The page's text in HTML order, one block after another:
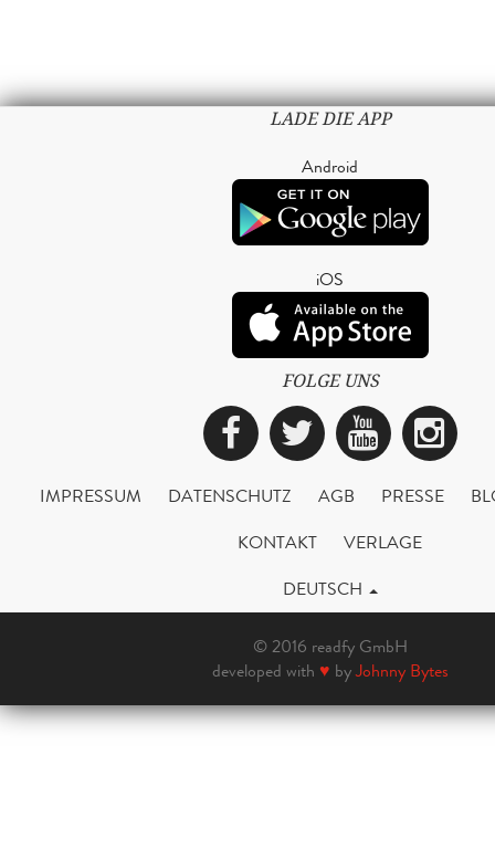
LADE DIE APP
Android
iOS
FOLGE UNS
Facebook
Twitter
IMPRESSUM DATENSCHUTZ AGB PRESSE
KONTAKT
VERLAGE
DEUTSCH
© 2016 readfy GmbH
developed with ♥ byJohnny Bytes